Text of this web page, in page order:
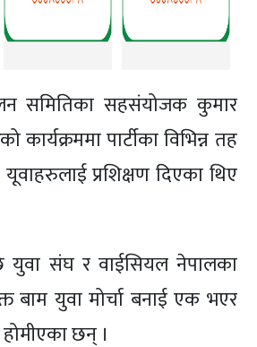
समितिका सहसंयोजक कुमार
कार्यक्रममा पार्टीका विभिन्न तह
प्रशिक्षण दिएका थिए
युवा संघ र वाईसियल नेपालका
बाम युवा मोर्चा बनाई एक भएर
छन् ।